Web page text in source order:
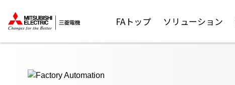
FAトップ ソリューション